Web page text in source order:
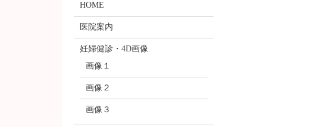
HOME
医院案内
妊婦健診・4D画像
画像１
画像２
画像３